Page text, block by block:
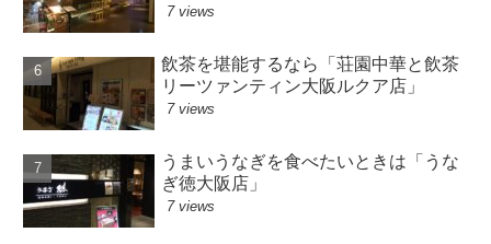
7 views
飲茶を堪能するなら「荘園中華と飲茶
リーツァンティン大阪ルクア店」
7 views
うまいうなぎを食べたいときは「うな
ぎ徳大阪店」
7 views